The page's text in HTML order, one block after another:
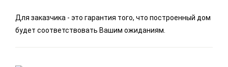
Для заказчика - это гарантия того, что построенный дом
будет соответствовать Вашим ожиданиям.